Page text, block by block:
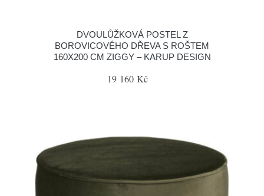
DVOULŮŽKOVÁ POSTEL Z
BOROVICOVÉHO DŘEVA S ROŠTEM
160X200 CM ZIGGY – KARUP DESIGN
19 160 Kč